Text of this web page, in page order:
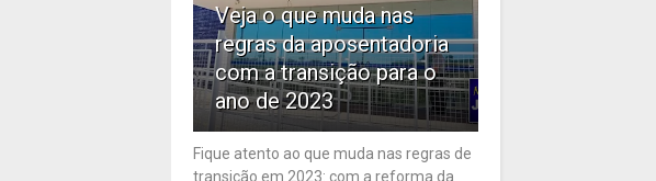
Veja o que muda nas
regras da aposentadoria
com a transição para o
ano de 2023
Fique atento ao que muda nas regras de
transição em 2023: com a reforma da